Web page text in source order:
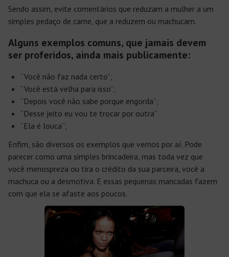
Sendo assim, evite comentários que reduzam a mulher a um
simples pedaço de carne, que a reduzem ou machucam.
Alguns exemplos comuns, que jamais devem
ser proferidos, ainda mais publicamente:
“Você não faz nada certo”;
“Você está velha para isso”;
“Depois você não sabe porque engorda”;
“Desse jeito eu vou te trocar por outra”
“Ela é louca”;
Enfim, são diversos os exemplos que vemos por aí. Pode
parecer como uma simples brincadeira, mas toda vez que
você menospreza ou tira o crédito da sua parceira, você a
machuca ou a desmotiva. E essas pequenas mancadas fazem
com que ela se afaste aos poucos.